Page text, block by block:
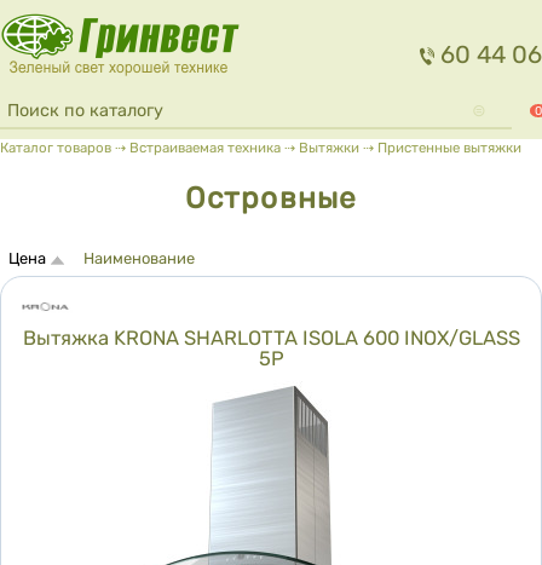
Перейти к основному содержанию
60 44 06
Форма поиска
Поиск 0
Вы здесь
Каталог товаров ⇢ Встраиваемая техника ⇢ Вытяжки ⇢ Пристенные вытяжки
Островные
Сортировка
Цена Наименование
Вытяжка KRONA SHARLOTTA ISOLA 600 INOX/GLASS
5P